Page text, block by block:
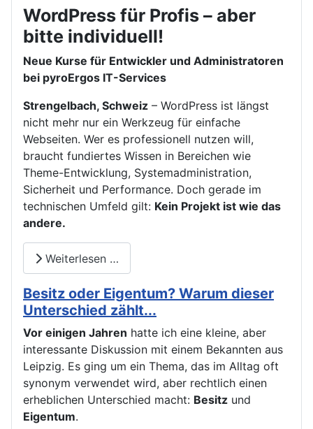
WordPress für Profis – aber
bitte individuell!
Neue Kurse für Entwickler und Administratoren
bei pyroErgos IT-Services
Strengelbach, Schweiz – WordPress ist längst
nicht mehr nur ein Werkzeug für einfache
Webseiten. Wer es professionell nutzen will,
braucht fundiertes Wissen in Bereichen wie
Theme-Entwicklung, Systemadministration,
Sicherheit und Performance. Doch gerade im
technischen Umfeld gilt: Kein Projekt ist wie das
andere.
Weiterlesen …
Besitz oder Eigentum? Warum dieser
Unterschied zählt...
Vor einigen Jahren hatte ich eine kleine, aber
interessante Diskussion mit einem Bekannten aus
Leipzig. Es ging um ein Thema, das im Alltag oft
synonym verwendet wird, aber rechtlich einen
erheblichen Unterschied macht: Besitz und
Eigentum.